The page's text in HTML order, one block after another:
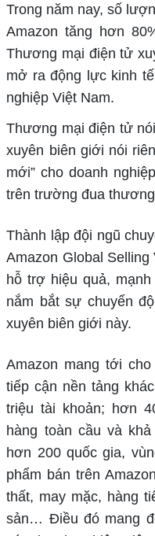
Trong năm nay, số
Amazon tăng hơn
Thương mại điện tử
mở ra động lực kinh
nghiệp Việt Nam.
Thương mại điện tử
xuyên biên giới nói
mới” cho doanh
trên trường đua
Thành lập đội ngũ
Amazon Global
hỗ trợ hiệu quả,
nắm bắt sự chuyển
xuyên biên giới này.
Amazon mang tới
tiếp cận nền tảng
triệu tài khoản; hơn
hàng toàn cầu và
hơn 200 quốc gia,
phẩm bán trên
thất, may mặc, hàng
sản… Điều đó mang